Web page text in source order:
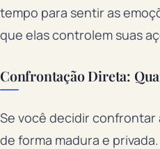
tempo para sentir as
que elas controlem suas
Confrontação Direta:
Se você decidir confrontar
de forma madura e